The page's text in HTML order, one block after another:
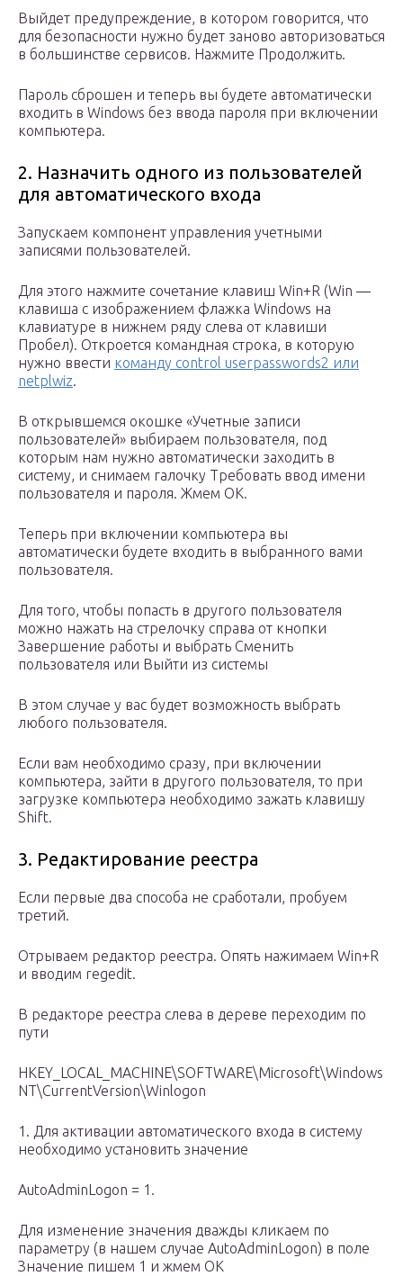
Выйдет предупреждение, в котором говорится, что
для безопасности нужно будет заново авторизоваться
в большинстве сервисов. Нажмите Продолжить.
Пароль сброшен и теперь вы будете автоматически
входить в Windows без ввода пароля при включении
компьютера.
2. Назначить одного из пользователей
для автоматического входа
Запускаем компонент управления учетными
записями пользователей.
Для этого нажмите сочетание клавиш Win+R (Win —
клавиша с изображением флажка Windows на
клавиатуре в нижнем ряду слева от клавиши
Пробел). Откроется командная строка, в которую
нужно ввести команду control userpasswords2 или
netplwiz.
В открывшемся окошке «Учетные записи
пользователей» выбираем пользователя, под
которым нам нужно автоматически заходить в
систему, и снимаем галочку Требовать ввод имени
пользователя и пароля. Жмем ОК.
Теперь при включении компьютера вы
автоматически будете входить в выбранного вами
пользователя.
Для того, чтобы попасть в другого пользователя
можно нажать на стрелочку справа от кнопки
Завершение работы и выбрать Сменить
пользователя или Выйти из системы
В этом случае у вас будет возможность выбрать
любого пользователя.
Если вам необходимо сразу, при включении
компьютера, зайти в другого пользователя, то при
загрузке компьютера необходимо зажать клавишу
Shift.
3. Редактирование реестра
Если первые два способа не сработали, пробуем
третий.
Отрываем редактор реестра. Опять нажимаем Win+R
и вводим regedit.
В редакторе реестра слева в дереве переходим по
пути
HKEY_LOCAL_MACHINE\SOFTWARE\Microsoft\Windows
NT\CurrentVersion\Winlogon
1. Для активации автоматического входа в систему
необходимо установить значение
AutoAdminLogon = 1.
Для изменение значения дважды кликаем по
параметру (в нашем случае AutoAdminLogon) в поле
Значение пишем 1 и жмем ОК